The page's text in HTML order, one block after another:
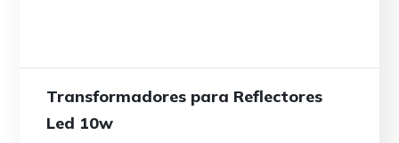
Transformadores para Reflectores
Led 10w